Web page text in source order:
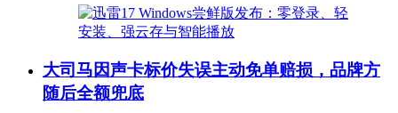
大司马因声卡标价失误主动免单赔损，品牌方
随后全额兜底